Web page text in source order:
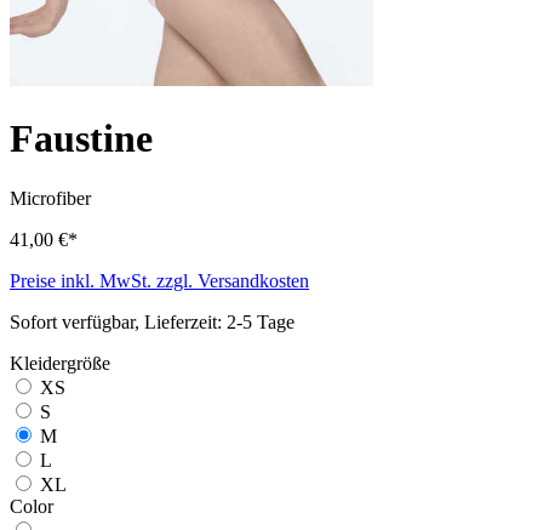
Faustine
Microfiber
41,00 €*
Preise inkl. MwSt. zzgl. Versandkosten
Sofort verfügbar, Lieferzeit: 2-5 Tage
Kleidergröße
XS
S
M
L
XL
Color